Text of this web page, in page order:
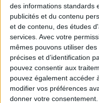
des informations standards
publicités et du contenu
et de contenu, des études
services. Avec votre
mêmes pouvons utiliser
précises et d’identification
pouvez consentir aux
pouvez également accéder
modifier vos préférences
donner votre consentement.
Webinaires